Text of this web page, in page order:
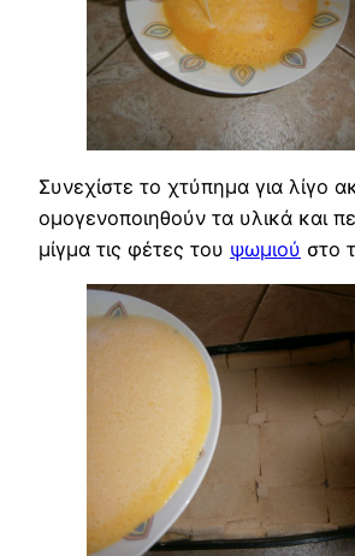
Συνεχίστε το χτύπημα για λίγο
ομογενοποιηθούν τα υλικά και
μίγμα τις φέτες του ψωμιού στο